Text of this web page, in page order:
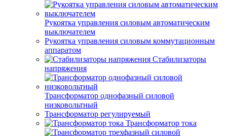
Рукоятка управления силовым автоматическим
выключателем
Рукоятка управления силовым коммутационным
аппаратом
Стабилизаторы
напряжения
Трансформатор однофазный силовой
низковольтный
Трансформатор регулируемый
Трансформатор тока